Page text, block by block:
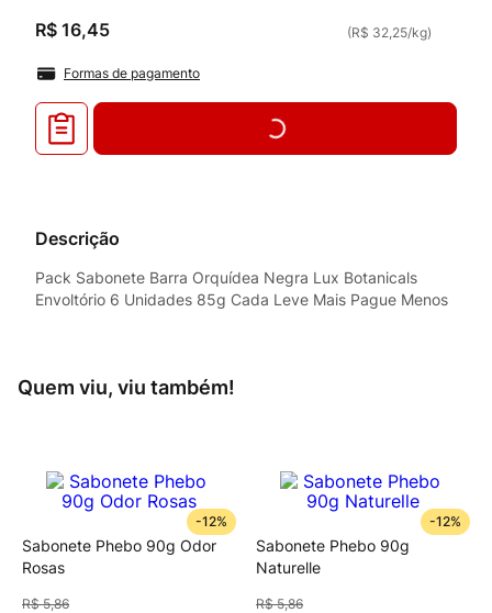
R$ 16,45 (R$ 32,25/kg)
Formas de pagamento
Descrição
Pack Sabonete Barra Orquídea Negra Lux Botanicals
Envoltório 6 Unidades 85g Cada Leve Mais Pague Menos
Quem viu, viu também!
-12%
Sabonete Phebo 90g Odor
Rosas
R$ 5,86
-12%
Sabonete Phebo 90g
Naturelle
R$ 5,86